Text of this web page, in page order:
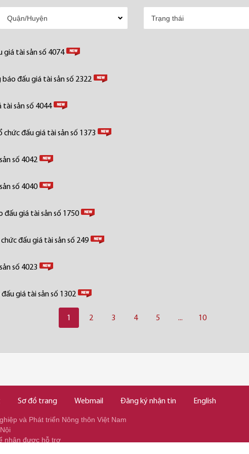
tài sản số 4074
đấu giá tài sản số 2322
sản số 4044
đấu giá tài sản số 1373
số 4042
số 4040
đấu giá tài sản số 1750
đấu giá tài sản số 249
số 4023
giá tài sản số 1302
1 2 3 4 5 ... 10
Sơ đồ trang Webmail Đăng ký nhận tin English
và Phát triển Nông thôn Việt Nam
nhận được hỗ trợ